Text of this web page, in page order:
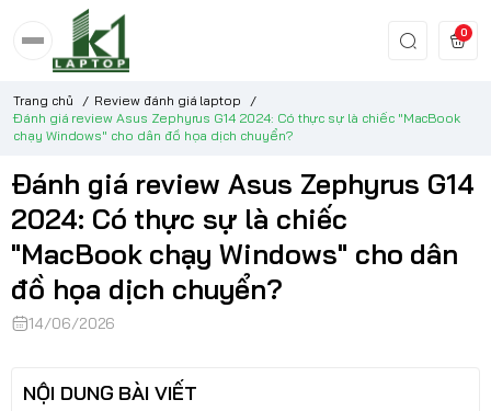
0
Trang chủ / Review đánh giá laptop
/
Đánh giá review Asus Zephyrus G14 2024: Có thực sự là chiếc "MacBook
chạy Windows" cho dân đồ họa dịch chuyển?
Đánh giá review Asus Zephyrus G14
2024: Có thực sự là chiếc
"MacBook chạy Windows" cho dân
đồ họa dịch chuyển?
14/06/2026
NỘI DUNG BÀI VIẾT